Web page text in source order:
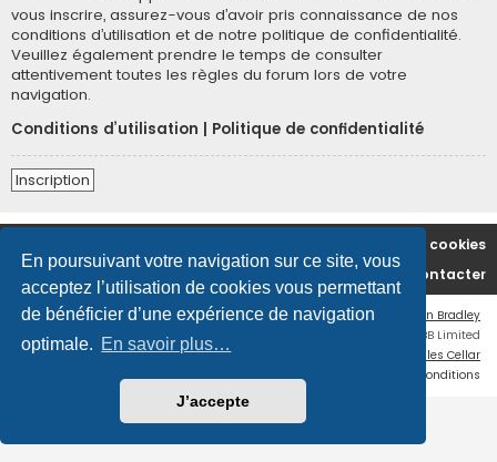
En poursuivant votre navigation sur ce site, vous
acceptez l’utilisation de cookies vous permettant
de bénéficier d’une expérience de navigation
optimale. En savoir plus…
J’accepte
vous inscrire, assurez-vous d’avoir pris connaissance de nos
conditions d’utilisation et de notre politique de confidentialité.
Veuillez également prendre le temps de consulter
attentivement toutes les règles du forum lors de votre
navigation.
Conditions d’utilisation
Politique de confidentialité
Inscription
Supprimer les cookies
Nous contacter
Flat Style by
Ian Bradley
Développé par
® Forum Software © phpBB Limited
Traduction française officielle
Miles Cellar
Conditions